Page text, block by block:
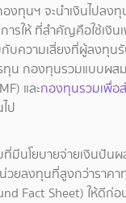
ทุนฯ จะนำเงินไปลงทุ
รให้ ที่สำคัญคือใช้เงิ
บความเสี่ยงที่ผู้ลงทุน
ทุน กองทุนรวมแบบผ
และกองทุนรวมเพื่อ
ป
นโยบายจ่ายเงินปันผล
วยลงทุนที่สูงกว่าราค
Fact Sheet) ให้ดีก่